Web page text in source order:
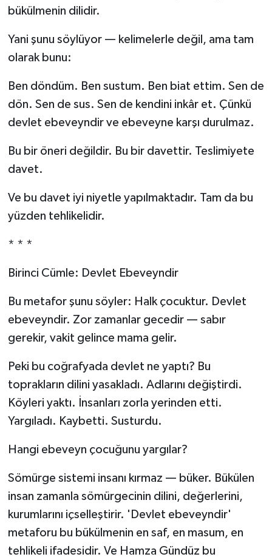
bükülmenin dilidir.
Yani şunu söylüyor — kelimelerle değil, ama tam
olarak bunu:
Ben döndüm. Ben sustum. Ben biat ettim. Sen de
dön. Sen de sus. Sen de kendini inkâr et. Çünkü
devlet ebeveyndir ve ebeveyne karşı durulmaz.
Bu bir öneri değildir. Bu bir davettir. Teslimiyete
davet.
Ve bu davet iyi niyetle yapılmaktadır. Tam da bu
yüzden tehlikelidir.
* * *
Birinci Cümle: Devlet Ebeveyndir
Bu metafor şunu söyler: Halk çocuktur. Devlet
ebeveyndir. Zor zamanlar gecedir — sabır
gerekir, vakit gelince mama gelir.
Peki bu coğrafyada devlet ne yaptı? Bu
toprakların dilini yasakladı. Adlarını değiştirdi.
Köyleri yaktı. İnsanları zorla yerinden etti.
Yargıladı. Kaybetti. Susturdu.
Hangi ebeveyn çocuğunu yargılar?
Sömürge sistemi insanı kırmaz — büker. Bükülen
insan zamanla sömürgecinin dilini, değerlerini,
kurumlarını içselleştirir. 'Devlet ebeveyndir'
metaforu bu bükülmenin en saf, en masum, en
tehlikeli ifadesidir. Ve Hamza Gündüz bu